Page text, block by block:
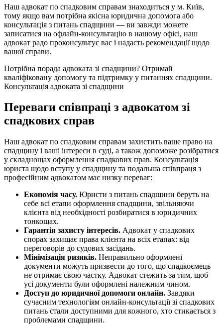
Наш адвокат по спадковим справам знаходиться у м. Київ,
тому якщо вам потрібна якісна юридична допомога або
консультація з питань спадщини — ви завжди можете
записатися на офлайн-консультацію в нашому офісі, наш
адвокат радо проконсультує вас і надасть рекомендації щодо
вашої справи.
Потрібна порада адвоката зі спадщини? Отримай
кваліфіковану допомогу та підтримку у питаннях спадщини.
Консультація адвоката зі спадщини
Переваги співпраці з адвокатом зі
спадкових справ
Наш адвокат по спадковим справам захистить ваше право на
спадщину і ваші інтереси в суді, а також допоможе розібратися
у складнощах оформлення спадкових прав. Консультація
юриста щодо вступу у спадщину та подальша співпраця з
професійним адвокатом має низку переваг:
Економія часу. Юристи з питань спадщини беруть на
себе всі етапи оформлення спадщини, звільняючи
клієнта від необхідності розбиратися в юридичних
тонкощах.
Гарантія захисту інтересів. Адвокат у спадкових
спорах захищає права клієнта на всіх етапах: від
переговорів до судових засідань.
Мінімізація ризиків. Неправильно оформлені
документи можуть призвести до того, що спадкоємець
не отримає свою частку. Адвокат стежить за тим, щоб
усі документи були оформлені належним чином.
Доступ до юридичної допомоги онлайн. Завдяки
сучасним технологіям онлайн-консультації зі спадкових
питань стали доступними для кожного, хто стикається з
проблемами спадщини.